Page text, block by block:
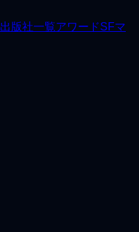
出版社一覧アワードSFマ